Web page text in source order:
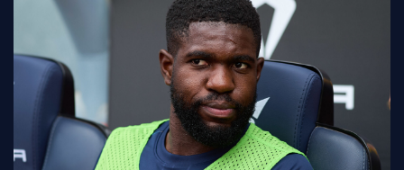
CDM 2026
PSG
LIGUE 1
REAL MADRID
FC BARCELONE
MANCHESTER UNITED
CHELSEA